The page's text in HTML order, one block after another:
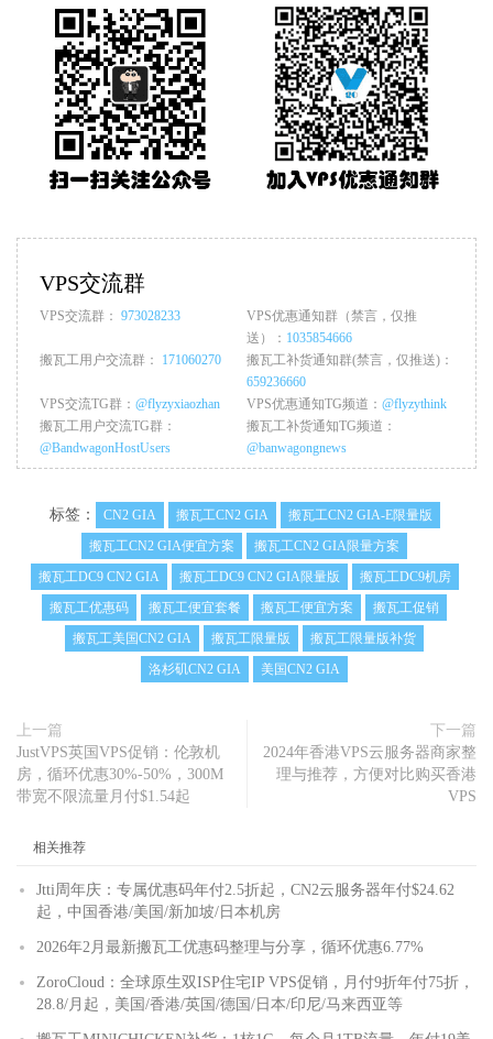
VPS交流群
VPS交流群： 973028233
VPS优惠通知群（禁言，仅推
送）： 1035854666
搬瓦工用户交流群： 171060270
搬瓦工补货通知群(禁言，仅推送)：
659236660
VPS交流TG群： @flyzyxiaozhan VPS优惠通知TG频道： @flyzythink
搬瓦工用户交流TG群：
@BandwagonHostUsers
搬瓦工补货通知TG频道：
@banwagongnews
标签： CN2 GIA 搬瓦工CN2 GIA
搬瓦工CN2 GIA-E限量版
搬瓦工CN2 GIA便宜方案
搬瓦工CN2 GIA限量方案
搬瓦工DC9 CN2 GIA
搬瓦工DC9 CN2 GIA限量版
搬瓦工DC9机房
搬瓦工优惠码
搬瓦工便宜套餐 搬瓦工便宜方案
搬瓦工促销
搬瓦工美国CN2 GIA
搬瓦工限量版
搬瓦工限量版补货
洛杉矶CN2 GIA
美国CN2 GIA
上一篇
JustVPS英国VPS促销：伦敦机
房，循环优惠30%-50%，300M
带宽不限流量月付$1.54起
下一篇
2024年香港VPS云服务器商家整
理与推荐，方便对比购买香港
VPS
相关推荐
Jtti周年庆：专属优惠码年付2.5折起，CN2云服务器年付$24.62
起，中国香港/美国/新加坡/日本机房
2026年2月最新搬瓦工优惠码整理与分享，循环优惠6.77%
ZoroCloud：全球原生双ISP住宅IP VPS促销，月付9折年付75折，
28.8/月起，美国/香港/英国/德国/日本/印尼/马来西亚等